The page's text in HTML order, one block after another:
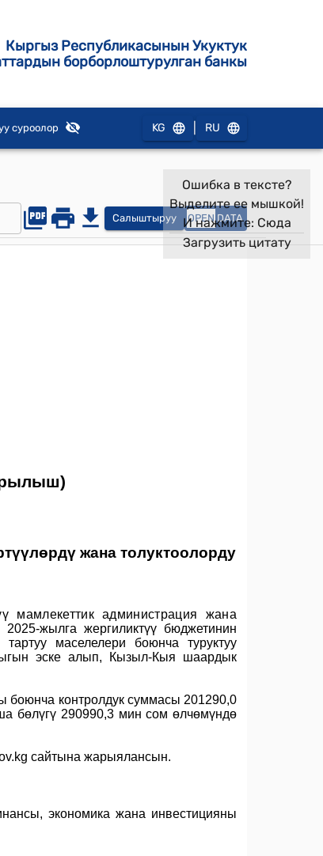
Кыргыз Республикасынын Укуктук
борборлоштурулган банкы
суроолор KG RU
Салыштыруу OPEN DATA
Ошибка в тексте?
Выделите ее мышкой!
И нажмите: Сюда
Загрузить цитату